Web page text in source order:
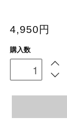
4,950円
購入数